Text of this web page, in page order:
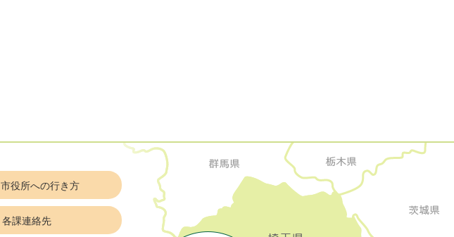
市役所への行き方
各課連絡先